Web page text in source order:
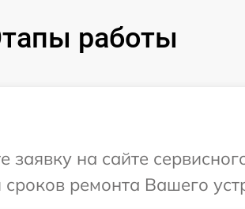
работы
заявку на сайте
ремонта Вашего